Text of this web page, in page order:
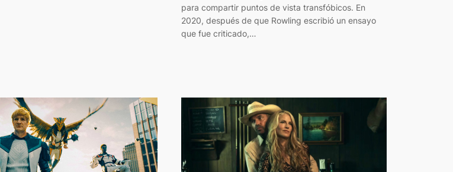
para compartir puntos de vista transfóbicos. En
2020, después de que Rowling escribió un ensayo
que fue criticado,…